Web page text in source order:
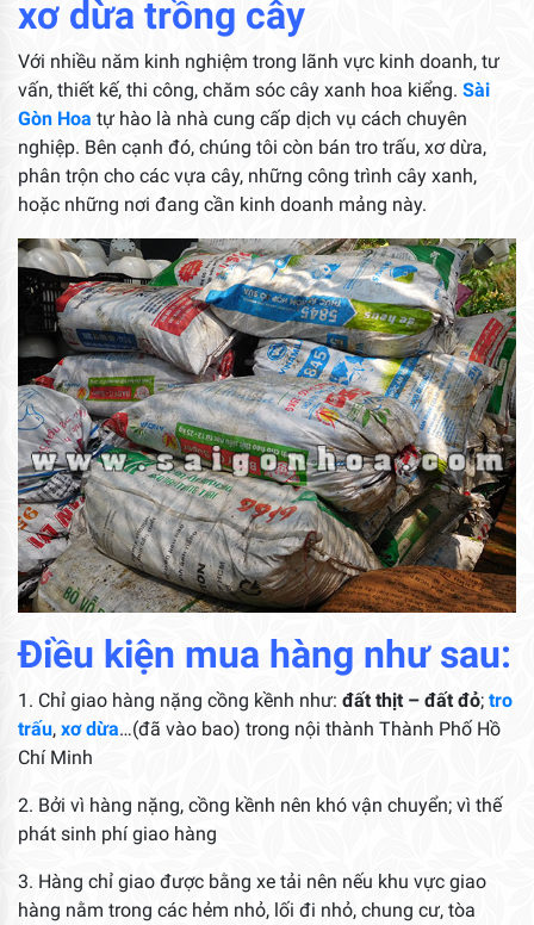
xơ dừa trồng cây
Với nhiều năm kinh nghiệm trong lãnh vực kinh doanh, tư
vấn, thiết kế, thi công, chăm sóc cây xanh hoa kiểng. Sài
Gòn Hoa tự hào là nhà cung cấp dịch vụ cách chuyên
nghiệp. Bên cạnh đó, chúng tôi còn bán tro trấu, xơ dừa,
phân trộn cho các vựa cây, những công trình cây xanh,
hoặc những nơi đang cần kinh doanh mảng này.
Điều kiện mua hàng như sau:
1. Chỉ giao hàng nặng cồng kềnh như: đất thịt – đất đỏ; tro
trấu, xơ dừa…(đã vào bao) trong nội thành Thành Phố Hồ
Chí Minh
2. Bởi vì hàng nặng, cồng kềnh nên khó vận chuyển; vì thế
phát sinh phí giao hàng
3. Hàng chỉ giao được bằng xe tải nên nếu khu vực giao
hàng nằm trong các hẻm nhỏ, lối đi nhỏ, chung cư, tòa